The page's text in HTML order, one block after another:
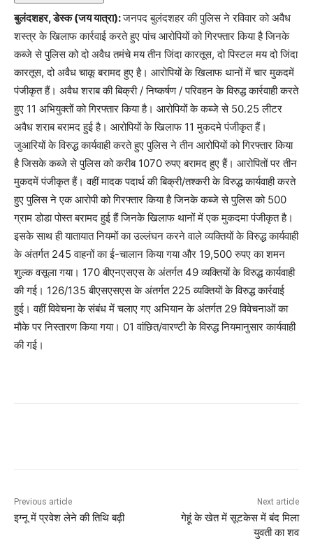
बुलंदशहर, डेस्क (जय यात्रा):जनपद बुलंदशहर की पुलिस ने रविवार को अवैध
शस्त्र के खिलाफ कार्रवाई करते हुए पांच आरोपियों को गिरफ्तार किया है जिनके
कब्जे से पुलिस को दो अवैध तमंचे मय तीन जिंदा कारतूस, दो पिस्टल मय दो जिंदा
कारतूस, दो अवैध चाकू बरामद हुए है। आरोपियों के खिलाफ थानों में चार मुकदमें
पंजीकृत हैं। अवैध शराब की बिक्री / निष्कर्षण / परिवहन के विरुद्ध कार्रवाही करते
हुए 11 अभियुक्तों को गिरफ्तार किया है। आरोपियों के कब्जे से 50.25 लीटर
अवैध शराब बरामद हुई है। आरोपियों के खिलाफ 11 मुकदमे पंजीकृत हैं।
जुआरियों के विरुद्ध कार्यवाही करते हुए पुलिस ने तीन आरोपियों को गिरफ्तार किया
है जिसके कब्जे से पुलिस को करीब 1070 रुपए बरामद हुए हैं। आरोपितों पर तीन
मुकदमें पंजीकृत हैं। वहीं मादक पदार्थ की बिक्री/तश्करी के विरुद्ध कार्यवाही करते
हुए पुलिस ने एक आरोपी को गिरफ्तार किया है जिनके कब्जे से पुलिस को 500
ग्राम डोडा पोस्त बरामद हुई हैं जिनके खिलाफ थानों में एक मुकदमा पंजीकृत है।
इसके साथ ही यातायात नियमों का उल्लंघन करने वाले व्यक्तियों के विरुद्ध कार्यवाही
के अंतर्गत 245 वाहनों का ई-चालान किया गया और 19,500 रुपए का शमन
शुल्क वसूला गया। 170 बीएनएसएस के अंतर्गत 49 व्यक्तियों के विरुद्ध कार्यवाही
की गई। 126/135 बीएसएसएस के अंतर्गत 225 व्यक्तियों के विरुद्ध कार्रवाई
हुई। वहीं विवेचना के संबंध में चलाए गए अभियान के अंतर्गत 29 विवेचनाओं का
मौके पर निस्तारण किया गया। 01 वांछित/वारण्टी के विरुद्ध नियमानुसार कार्यवाही
की गई।
Previous article
इग्नू में प्रवेश लेने की तिथि बढ़ी
Next article
गेहूं के खेत में सूटकेस में बंद मिला
युवती का शव